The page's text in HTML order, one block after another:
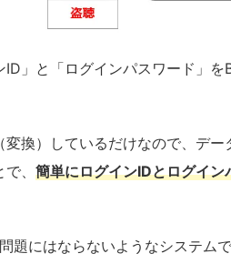
」と「ログインパスワード」
換）しているだけなので、デ
、 簡単にログインIDとログイ
題にはならないようなシステム